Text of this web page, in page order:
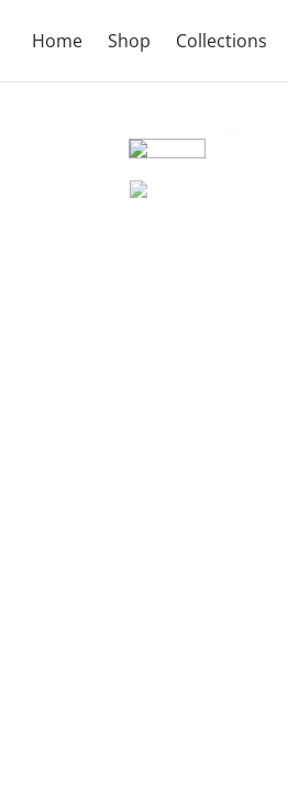
Home Shop Collections